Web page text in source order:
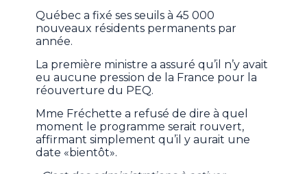
Québec a fixé ses seuils à 45 000
nouveaux résidents permanents par
année.
La première ministre a assuré qu’il n’y avait
eu aucune pression de la France pour la
réouverture du PEQ.
Mme Fréchette a refusé de dire à quel
moment le programme serait rouvert,
affirmant simplement qu’il y aurait une
date «bientôt».